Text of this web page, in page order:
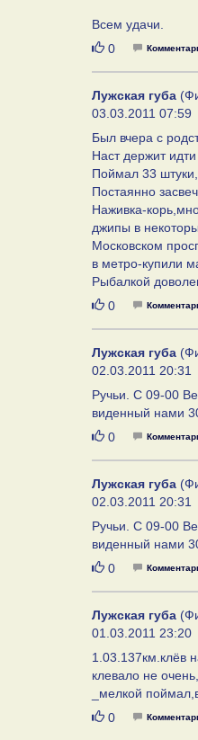
Всем удачи.
Нравится
0
Лужская губа
03.03.2011 07:59
Был вчера с
Наст держит
Поймал 33
Постаянно
Наживка-
джипы в
Московском
в метро-купили
Рыбалкой
Нравится
0
Лужская губа
02.03.2011 20:31
Ручьи. С 09-00
виденный нами
Нравится
0
Лужская губа
02.03.2011 20:31
Ручьи. С 09-00
виденный нами
Нравится
0
Лужская губа
01.03.2011 23:20
1.03.137км.клёв
клевало не
_мелкой
Нравится
0